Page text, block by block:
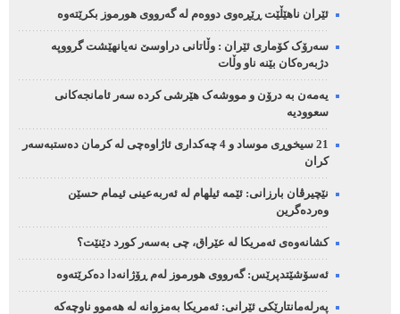
ئێران ناهێڵێت ڕێڕەوی دووەم لە گەرووی هورموز بکرێتەوە
سەرۆک کۆماری ئێران : وڵاتانی دراوسێ نەیانهێشت گرووپە
دژبەرەکان بێنە ناو وڵات
یەمەن بە درۆن و مووشەک هێرشی کردە سەر ئامانجەکانی
سعوودیە
21 سیخوڕی موساد و 4 چەکداری ئاژاوەچی لە کرمان دەستبەسەر
کران
نێچیرڤان بارزانی: ئێمە ئیلهام لە ئەربەعینی ئیمام حسێن
وەردەگرین
کشانەوەی ئەمریکا لە عێراق، چی بەسەر کورد دێنێت؟
ئەسۆشێتدپرێس: گەرووی هورموز لەم ڕۆژانەدا دەکرێتەوە
پەرلەمانتارێکی ئێرانی: ئەمریکا بەمزوانە لە هەموو ناوچەکە